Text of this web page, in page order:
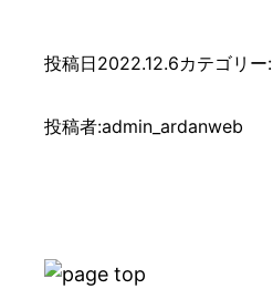
投稿日2022.12.6カテゴリー:
投稿者:admin_ardanweb